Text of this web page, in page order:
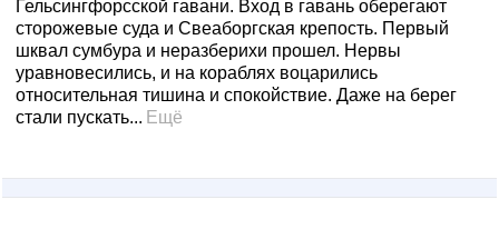
Гельсингфорсской гавани. Вход в гавань оберегают
сторожевые суда и Свеаборгская крепость. Первый
шквал сумбура и неразберихи прошел. Нервы
уравновесились, и на кораблях воцарились
относительная тишина и спокойствие. Даже на берег
стали пускать... Ещё